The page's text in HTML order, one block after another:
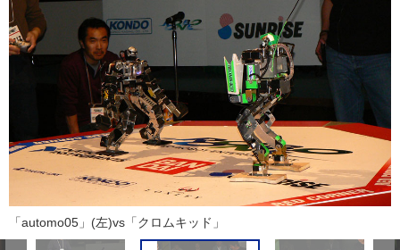
「automo05」(左)vs「クロムキッド」